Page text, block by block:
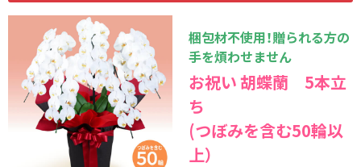
梱包材不使用！贈られる方の
手を煩わせません
お祝い 胡蝶蘭 5本立
ち
(つぼみを含む50輪以
上）